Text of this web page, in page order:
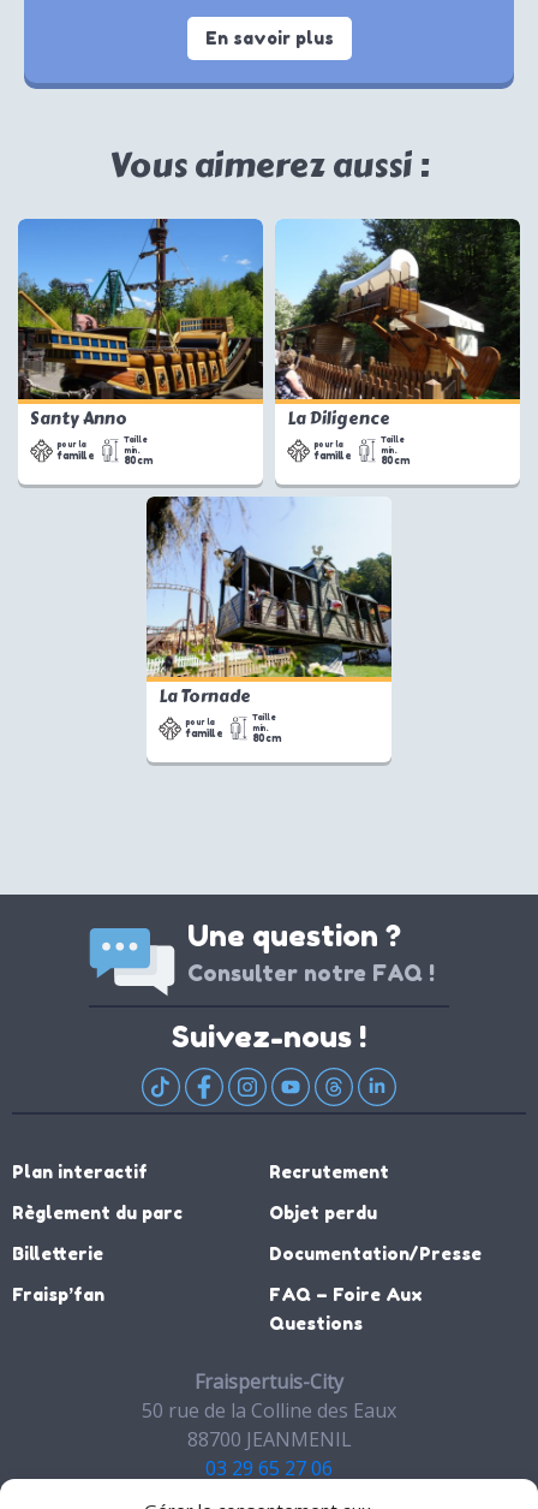
En savoir plus
Vous aimerez aussi :
Santy Anno
pour la
famille
Taille
min.
80cm
La Diligence
pour la
famille
Taille
min.
80cm
La Tornade
pour la
famille
Taille
min.
80cm
Une question ?
Consulter notre FAQ !
Suivez-nous !
Plan interactif
Règlement du parc
Billetterie
Fraisp’fan
Recrutement
Objet perdu
Documentation/Presse
FAQ – Foire Aux
Questions
Fraispertuis-City
50 rue de la Colline des Eaux
88700 JEANMENIL
03 29 65 27 06